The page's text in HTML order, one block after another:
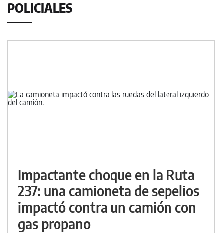
POLICIALES
Impactante choque en la Ruta
237: una camioneta de sepelios
impactó contra un camión con
gas propano